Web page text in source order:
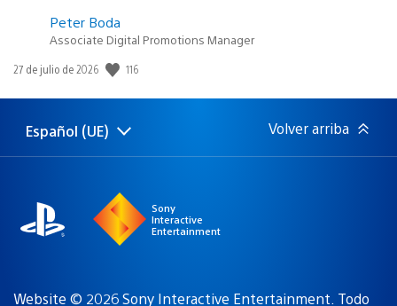
Peter Boda
Associate Digital Promotions Manager
Fecha
publicación:
27 de julio de 2026 116
Selecciona
una
Región
actual:
Español (UE) Volver arriba
Sony
Interactive
Entertainment
Website © 2026 Sony Interactive Entertainment. Todo